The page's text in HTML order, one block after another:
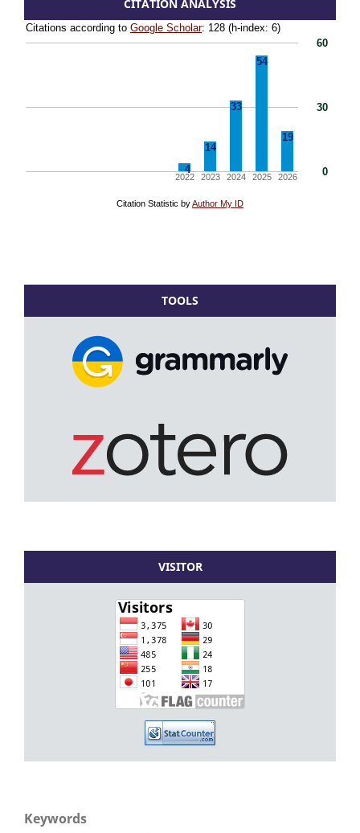
CITATION ANALYSIS
TOOLS
VISITOR
Keywords